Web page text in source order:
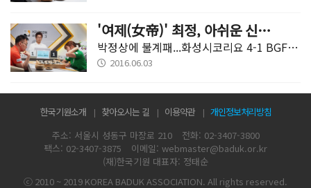
'여제(女帝)' 최정, 아쉬운 신고식
박정상에 불계패...화성시코리요 4-1 BGF리테일CU
2016.06.03
한국기원소개 찾아오시는 길 이용약관
개인정보처리방침
주소: 서울시 성동구 마장로 210
전화: 02-3407-3800
팩스: 02-3407-3875
이메일: webmaster@baduk.or.kr
(재)한국기원 대표자: 정태순
ⓒ 2010 ~ 2019 KOREA BADUK ASSOCIATION. All rights reserved.